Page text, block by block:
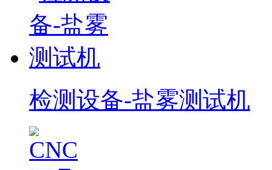
检测设备-盐雾测试机